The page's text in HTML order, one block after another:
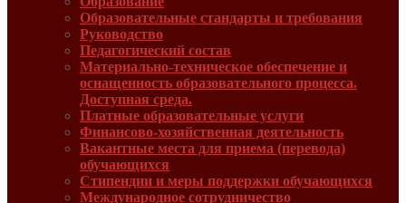
Образовательные стандарты и требования
Руководcтво
Педагогический состав
Материально-техническое обеспечение и
оснащенность образовательного процесса.
Доступная среда.
Платные образовательные услуги
Финансово-хозяйственная деятельность
Вакантные места для приема (перевода)
обучающихся
Стипендии и меры поддержки обучающихся
Международное сотрудничество